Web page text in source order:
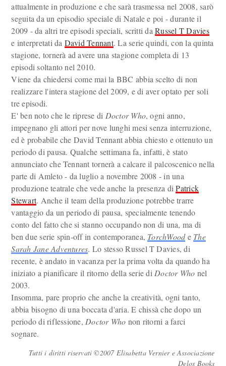
attualmente in produzione e che sarà trasmessa nel 2008, sarò
seguita da un episodio speciale di Natale e poi - durante il
2009 - da altri tre episodi speciali, scritti daRussel T Davies
e interpretati da David Tennant. La serie quindi, con la quinta
stagione, tornerà ad avere una stagione completa di 13
episodi soltanto nel 2010.
Viene da chiedersi come mai la BBC abbia scelto di non
realizzare l'intera stagione del 2009, e di aver optato per soli
tre episodi.
E' ben noto che le riprese di Doctor Who, ogni anno,
impegnano gli attori per nove lunghi mesi senza interruzione,
ed è probabile che David Tennant abbia chiesto e ottenuto un
periodo di pausa. Qualche settimana fa, infatti, è stato
annunciato che Tennant tornerà a calcare il palcoscenico nella
parte di Amleto - da luglio a novembre 2008 - in una
produzione teatrale che vede anche la presenza diPatrick
Stewart. Anche il team della produzione potrebbe trarre
vantaggio da un periodo di pausa, specialmente tenendo
conto del fatto che si stanno occupando non di una, ma di
ben due serie spin-off in contemporanea, TorchWoode The
Sarah Jane Adventures. Lo stesso Russel T Davies, di
recente, è andato in vacanza per la prima volta da quando ha
iniziato a pianificare il ritorno della serie di Doctor Who nel
2003.
Insomma, pare proprio che anche la creatività, ogni tanto,
abbia bisogno di una boccata d'aria. E chissà che dopo un
periodo di riflessione, Doctor Who non ritorni a farci
sognare.
Tutti i diritti riservati ©2007 Elisabetta Vernier e Associazione
Delos Books